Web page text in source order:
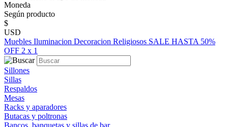
Moneda
Según producto
$
USD
Muebles Iluminacion Decoracion Religiosos SALE HASTA 50%
OFF 2 x 1
Sillones
Sillas
Respaldos
Mesas
Racks y aparadores
Butacas y poltronas
Bancos, banquetas y sillas de bar